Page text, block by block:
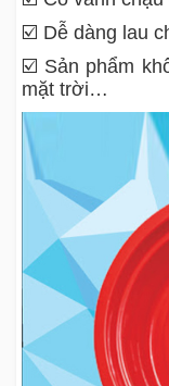
☑️ Dễ dàng lau
☑️ Sản phẩm
mặt trời…